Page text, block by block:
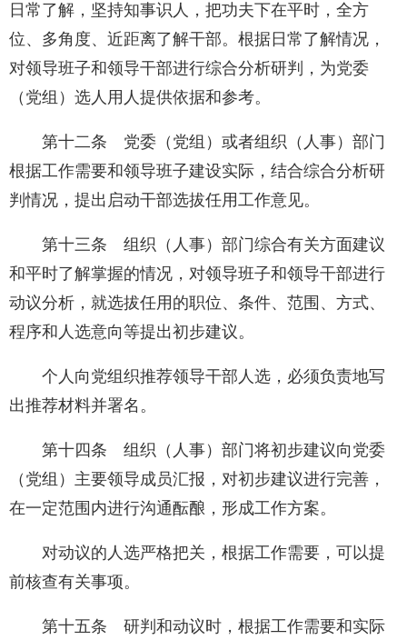
日常了解，坚持知事识人，把功夫下在平时，全方
位、多角度、近距离了解干部。根据日常了解情况，
对领导班子和领导干部进行综合分析研判，为党委
（党组）选人用人提供依据和参考。
第十二条 党委（党组）或者组织（人事）部门
根据工作需要和领导班子建设实际，结合综合分析研
判情况，提出启动干部选拔任用工作意见。
第十三条 组织（人事）部门综合有关方面建议
和平时了解掌握的情况，对领导班子和领导干部进行
动议分析，就选拔任用的职位、条件、范围、方式、
程序和人选意向等提出初步建议。
个人向党组织推荐领导干部人选，必须负责地写
出推荐材料并署名。
第十四条 组织（人事）部门将初步建议向党委
（党组）主要领导成员汇报，对初步建议进行完善，
在一定范围内进行沟通酝酿，形成工作方案。
对动议的人选严格把关，根据工作需要，可以提
前核查有关事项。
第十五条 研判和动议时，根据工作需要和实际